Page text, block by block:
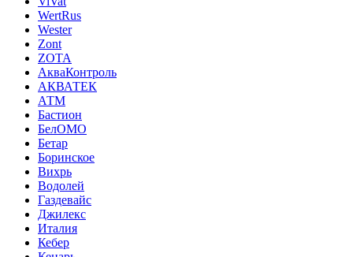
WertRus
Wester
Zont
ZOTA
АкваКонтроль
АКВАТЕК
АТМ
Бастион
БелОМО
Бетар
Боринское
Вихрь
Водолей
Газдевайс
Джилекс
Италия
Кебер